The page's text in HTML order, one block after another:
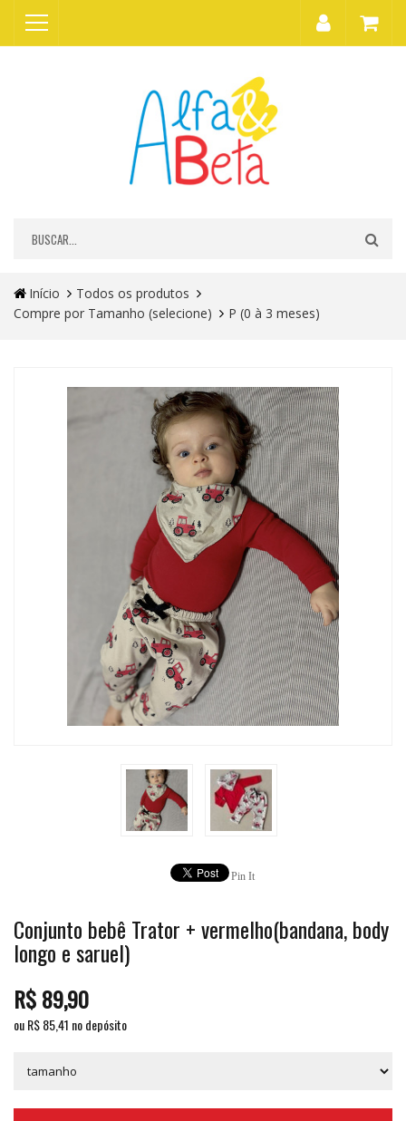
Início
Todos os produtos
Compre por Tamanho (selecione)
P (0 à 3 meses)
Pin It
Conjunto bebê Trator + vermelho(bandana, body
longo e saruel)
R$89,90
ou R$85,41 no depósito